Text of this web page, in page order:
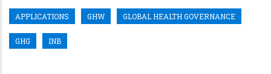
APPLICATIONS GHW GLOBAL HEALTH GOVERNANCE
GHG INB